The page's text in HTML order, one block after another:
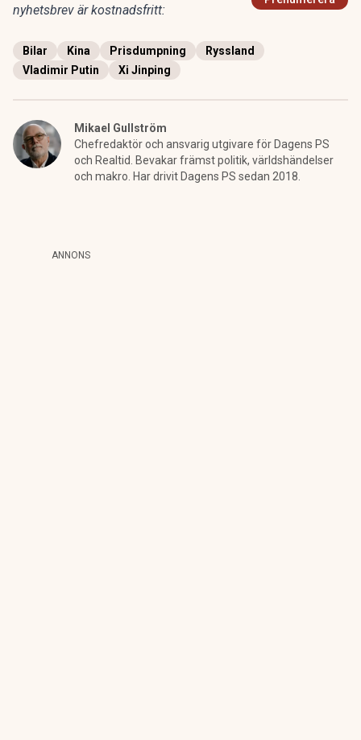
nyhetsbrev är kostnadsfritt:
Bilar Kina Prisdumpning
Ryssland
Vladimir Putin
Xi Jinping
Mikael Gullström
Chefredaktör och ansvarig utgivare för Dagens PS
och Realtid. Bevakar främst politik, världshändelser
och makro. Har drivit Dagens PS sedan 2018.
ANNONS